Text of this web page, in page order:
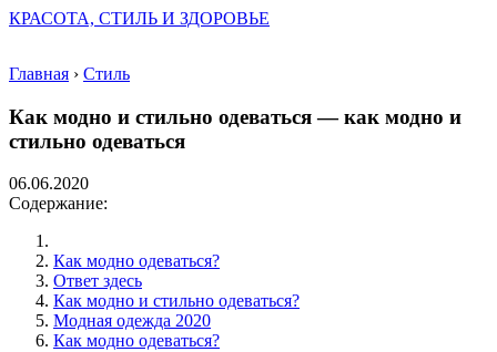
КРАСОТА, СТИЛЬ И ЗДОРОВЬЕ
Главная › Стиль
Как модно и стильно одеваться — как модно и
стильно одеваться
06.06.2020
Содержание:
Как модно одеваться?
Ответ здесь
Как модно и стильно одеваться?
Модная одежда 2020
Как модно одеваться?